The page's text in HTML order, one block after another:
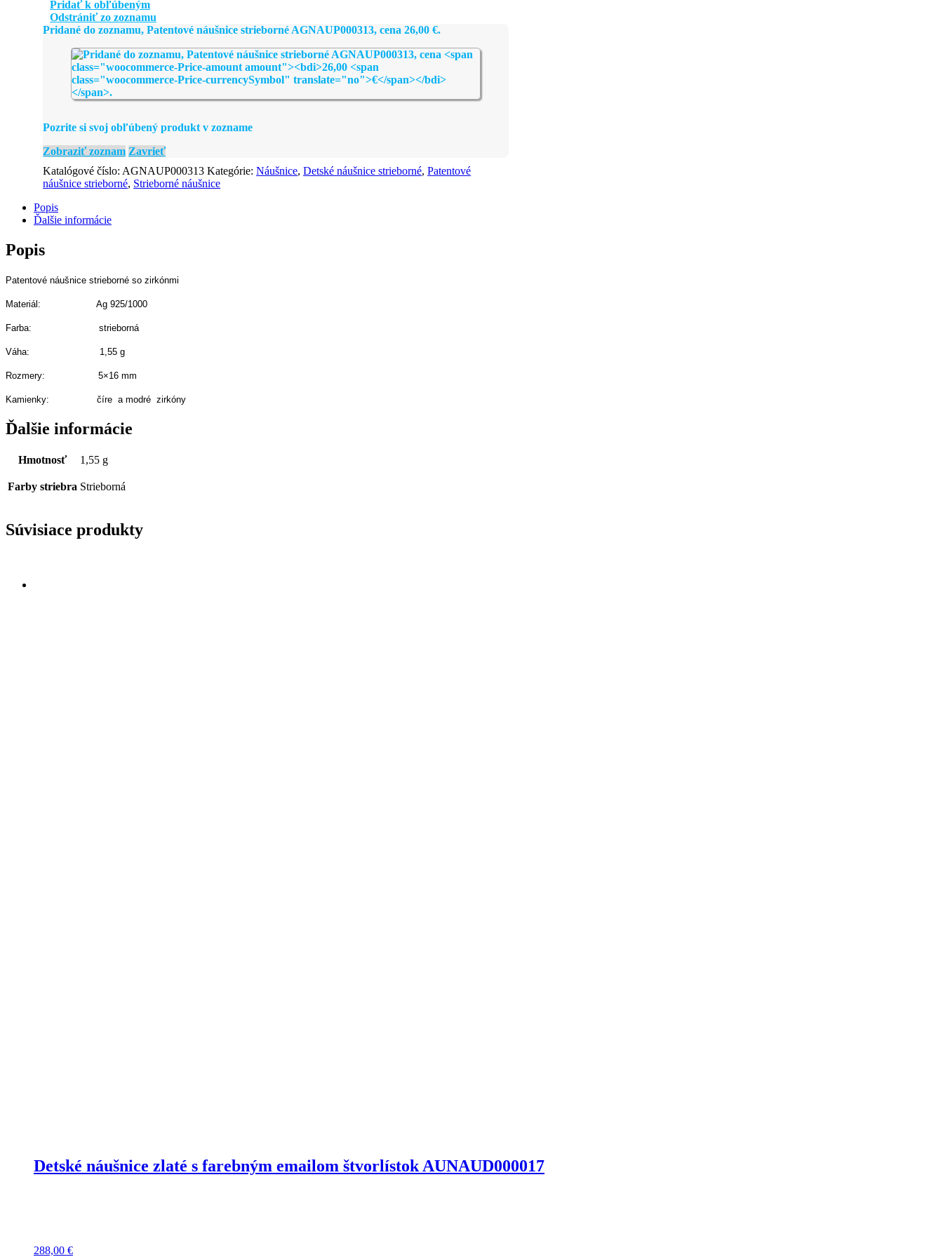
strieborné
AGNAUP000313
Pridať k obľúbeným
Odstrániť zo zoznamu
Pridané do zoznamu, Patentové náušnice strieborné AGNAUP000313, cena26,00€.
Pozrite si svoj obľúbený produkt v zozname
Zobraziť zoznam Zavrieť
Katalógové číslo: AGNAUP000313 Kategórie:Náušnice,Detské náušnice strieborné,Patentové
náušnice strieborné, Strieborné náušnice
Popis
Ďalšie informácie
Popis
Patentové náušnice strieborné so zirkónmi
Materiál: Ag 925/1000
Farba: strieborná
Váha: 1,55 g
Rozmery: 5×16 mm
Kamienky: číre a modré zirkóny
Ďalšie informácie
Hmotnosť 1,55 g
Farby striebra Strieborná
Súvisiace produkty
Detské náušnice zlaté s farebným emailom štvorlístok AUNAUD000017
288,00 €